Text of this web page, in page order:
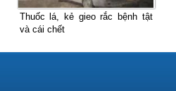
Thuốc lá, kẻ gieo rắc bệnh tật
và cái chết